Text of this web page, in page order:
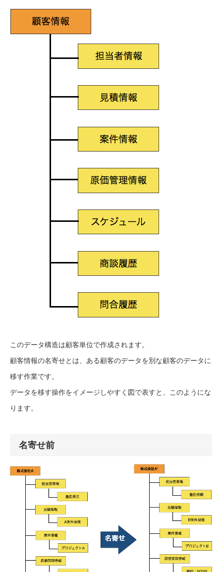
このデータ構造は顧客単位で作成されます。
顧客情報の名寄せとは、ある顧客のデータを別な顧客のデータに
移す作業です。
データを移す操作をイメージしやすく図で表すと、このようにな
ります。
名寄せ前